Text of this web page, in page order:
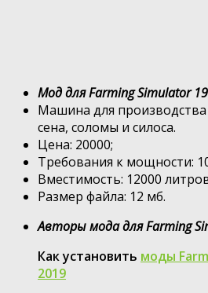
Мод для Farming Simulator 19
Машина для
сена, соломы и силоса.
Цена: 20000;
Требования к мощности:
Вместимость: 12000
Размер файла: 12 мб.
Авторы мода для Farming
Как установить моды
2019